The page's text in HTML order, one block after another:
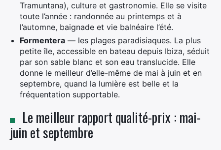
Tramuntana), culture et gastronomie. Elle se visite
toute l’année : randonnée au printemps et à
l’automne, baignade et vie balnéaire l’été.
Formentera — les plages paradisiaques. La plus
petite île, accessible en bateau depuis Ibiza, séduit
par son sable blanc et son eau translucide. Elle
donne le meilleur d’elle-même de mai à juin et en
septembre, quand la lumière est belle et la
fréquentation supportable.
Le meilleur rapport qualité-prix : mai-
juin et septembre